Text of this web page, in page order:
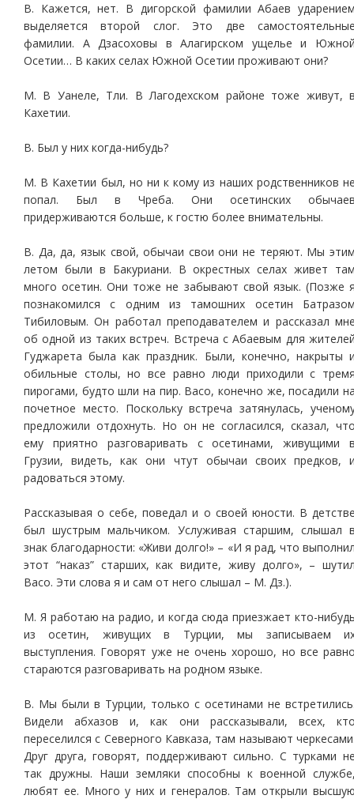
В. Кажется, нет. В дигорской фамилии Абаев
выделяется второй слог. Это две
фамилии. А Дзасоховы в Алагирском ущелье и
Осетии… В каких селах Южной Осетии проживают они?
М. В Уанеле, Тли. В Лагодехском районе тоже живут,
Кахетии.
В. Был у них когда-нибудь?
М. В Кахетии был, но ни к кому из наших родственников
попал. Был в Чреба. Они осетинских
придерживаются больше, к гостю более внимательны.
В. Да, да, язык свой, обычаи свои они не теряют. Мы
летом были в Бакуриани. В окрестных селах живет
много осетин. Они тоже не забывают свой язык. (Позже
познакомился с одним из тамошних осетин
Тибиловым. Он работал преподавателем и рассказал
об одной из таких встреч. Встреча с Абаевым для
Гуджарета была как праздник. Были, конечно, накрыты
обильные столы, но все равно люди приходили с
пирогами, будто шли на пир. Васо, конечно же, посадили
почетное место. Поскольку встреча затянулась,
предложили отдохнуть. Но он не согласился, сказал,
ему приятно разговаривать с осетинами, живущими
Грузии, видеть, как они чтут обычаи своих предков,
радоваться этому.
Рассказывая о себе, поведал и о своей юности. В
был шустрым мальчиком. Услуживая старшим, слышал
знак благодарности: «Живи долго!» – «И я рад, что
этот “наказ” старших, как видите, живу долго», –
Васо. Эти слова я и сам от него слышал – М. Дз.).
М. Я работаю на радио, и когда сюда приезжает кто-
из осетин, живущих в Турции, мы записываем
выступления. Говорят уже не очень хорошо, но все
стараются разговаривать на родном языке.
В. Мы были в Турции, только с осетинами не
Видели абхазов и, как они рассказывали, всех,
переселился с Северного Кавказа, там называют
Друг друга, говорят, поддерживают сильно. С турками
так дружны. Наши земляки способны к военной
любят ее. Много у них и генералов. Там открыли